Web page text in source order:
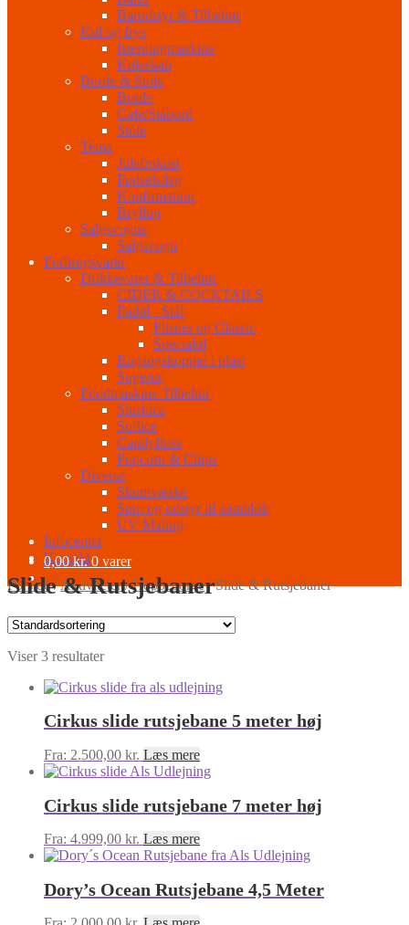
Barudstyr & Tilbehør
Køl og frys
Isterningmaskine
Køleskab
Borde & Stole
Borde
Café/Ståbord
Stole
Tema
Julefrokost
Fødselsdag
Konfirmation
Bryllup
Salgsvogne
Salgsvogn
Forbrugsvarer
Drikkevarer & Tilbehør
CIDER & COCKTAILS
Fadøl - Stål
Pilsner og Classic
Specialøl
Engangskopper i plast
Sugerør
Foodmaskine Tilbehør
Slushice
Softice
Candyfloss
Popcorn & Chips
Diverse
Skumvæske
Søm og udstyr til sømblok
UV Maling
Infocenter
Kontakt
0,00kr. 0 varer
Forside/Aktiviteter/Hoppeborge/Slide & Rutsjebaner
Slide & Rutsjebaner
Viser 3 resultater
Cirkus slide rutsjebane 5 meter høj
Fra: 2.500,00 kr. Læs mere
Cirkus slide rutsjebane 7 meter høj
Fra: 4.999,00 kr. Læs mere
Dory’s Ocean Rutsjebane 4,5 Meter